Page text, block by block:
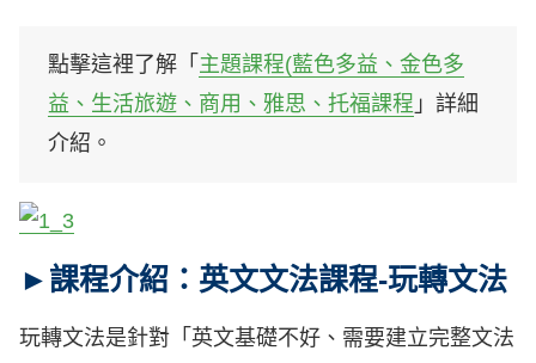
點擊這裡了解「 主題課程(藍色多益、金色多
益、生活旅遊、商用、雅思、托福課程 」詳細
介紹。
►課程介紹：英文文法課程-玩轉文法
玩轉文法是針對「英文基礎不好、需要建立完整文法